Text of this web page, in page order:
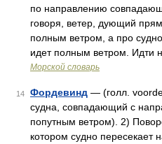
по направлению
говоря, ветер, дующий
полным ветром, а про
идет полным ветром. Идти
Морской словарь
14 Фордевинд — (голл.
судна, совпадающий с
попутным ветром). 2)
котором судно пересекает